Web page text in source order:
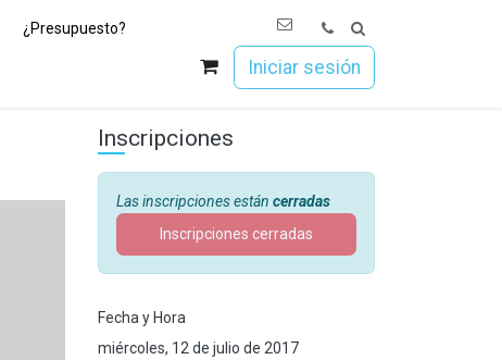
¿Presupuesto?
Iniciar sesión
Inscripciones
Las inscripciones están cerradas
Inscripciones cerradas
Fecha y Hora
miércoles, 12 de julio de 2017